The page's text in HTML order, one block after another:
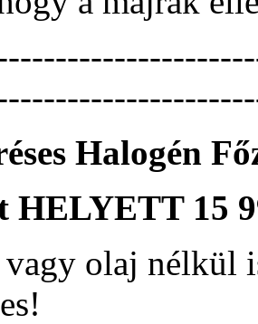
Halogén
HELYETT 15
olaj nélkül